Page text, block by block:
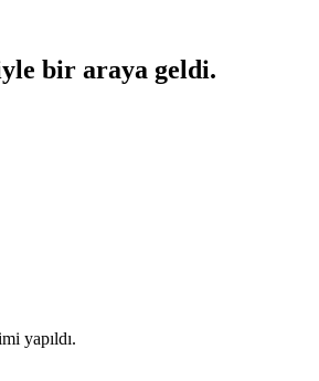
bir araya geldi.
yapıldı.